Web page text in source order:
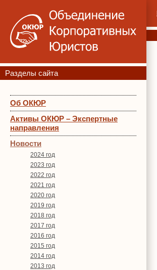
Разделы сайта
Об ОКЮР
Активы ОКЮР – Экспертные
направления
Новости
2024 год
2023 год
2022 год
2021 год
2020 год
2019 год
2018 год
2017 год
2016 год
2015 год
2014 год
2013 год